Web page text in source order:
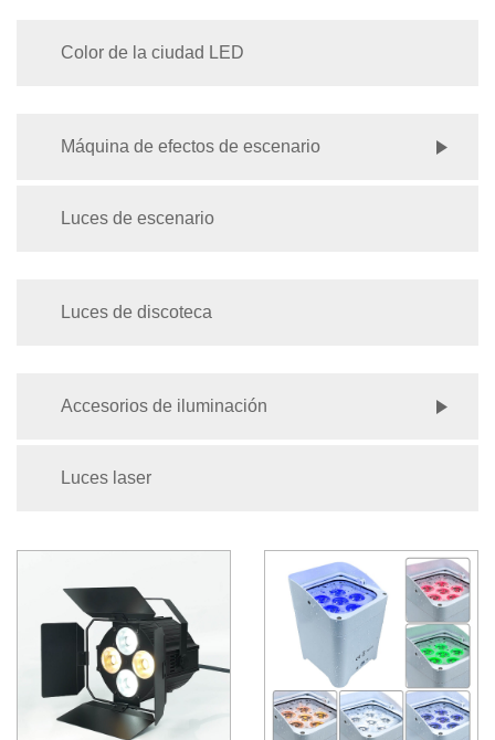
Color de la ciudad LED
Máquina de efectos de escenario
Luces de escenario
Luces de discoteca
Accesorios de iluminación
Luces laser